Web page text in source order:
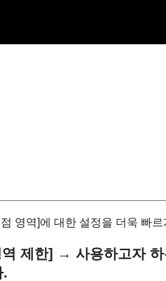
영역]에 대한 설정을 더욱 빠
제한]
→ 사용하고자 하
.